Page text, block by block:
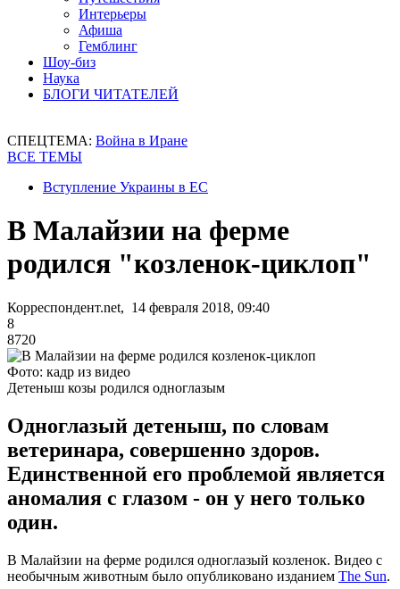
Интерьеры
Афиша
Гемблинг
Шоу-биз
Наука
БЛОГИ ЧИТАТЕЛЕЙ
СПЕЦТЕМА: Война в Иране
ВСЕ ТЕМЫ
Вступление Украины в ЕС
В Малайзии на ферме
родился "козленок-циклоп"
Корреспондент.net, 14 февраля 2018, 09:40
8
8720
Фото: кадр из видео
Детеныш козы родился одноглазым
Одноглазый детеныш, по словам
ветеринара, совершенно здоров.
Единственной его проблемой является
аномалия с глазом - он у него только
один.
В Малайзии на ферме родился одноглазый козленок. Видео с
необычным животным было опубликовано изданием The Sun.